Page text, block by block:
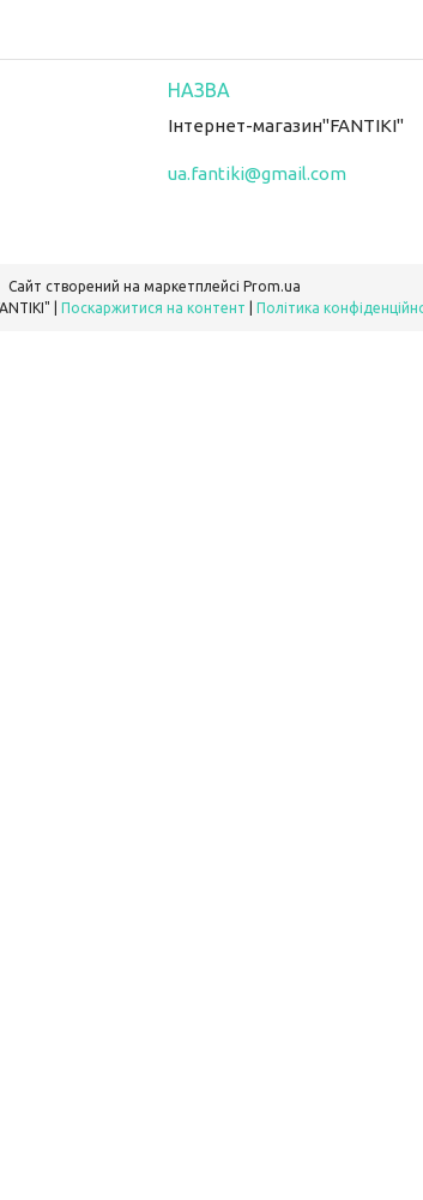
Інтернет-магазин"FANTIKI"
ua.fantiki@gmail.com
Сайт створений на маркетплейсі Prom.ua
Поскаржитися на контент Політика